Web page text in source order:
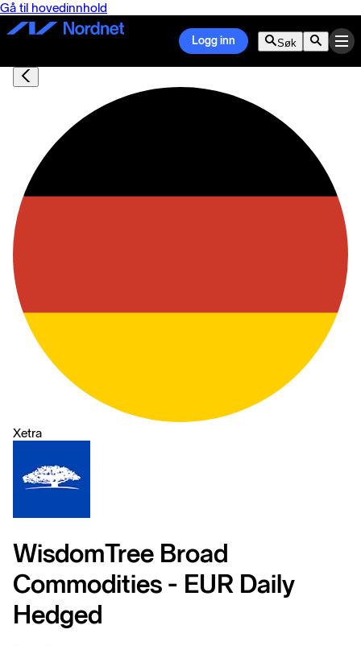
Gå til hovedinnhold
Logg inn Søk
Xetra
WisdomTree Broad
Commodities - EUR Daily
Hedged